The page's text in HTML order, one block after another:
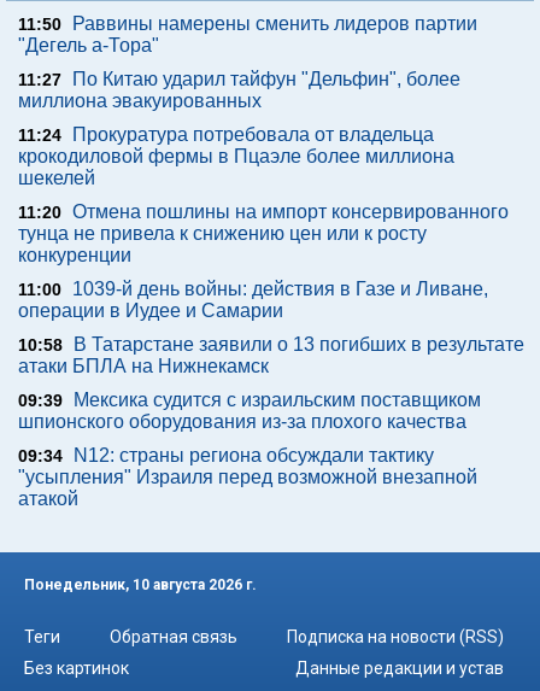
11:50
Раввины намерены сменить лидеров партии
"Дегель а-Тора"
11:27
По Китаю ударил тайфун "Дельфин", более
миллиона эвакуированных
11:24
Прокуратура потребовала от владельца
крокодиловой фермы в Пцаэле более миллиона
шекелей
11:20 Отмена пошлины на импорт консервированного
тунца не привела к снижению цен или к росту
конкуренции
11:00
1039-й день войны: действия в Газе и Ливане,
операции в Иудее и Самарии
10:58
В Татарстане заявили о 13 погибших в результате
атаки БПЛА на Нижнекамск
09:39
Мексика судится с израильским поставщиком
шпионского оборудования из-за плохого качества
09:34
N12: страны региона обсуждали тактику
"усыпления" Израиля перед возможной внезапной
атакой
Понедельник, 10 августа 2026 г.
Теги Обратная связь
Подписка на новости (RSS)
Без картинок
Данные редакции и устав